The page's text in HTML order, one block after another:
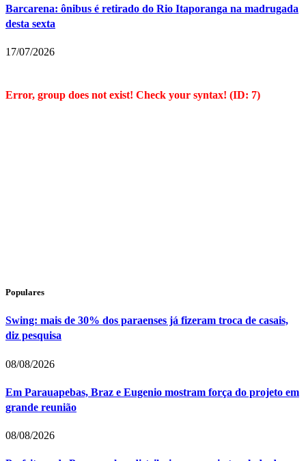
Barcarena: ônibus é retirado do Rio Itaporanga na madrugada
desta sexta
17/07/2026
Error, group does not exist! Check your syntax! (ID: 7)
Populares
Swing: mais de 30% dos paraenses já fizeram troca de casais,
diz pesquisa
08/08/2026
Em Parauapebas, Braz e Eugenio mostram força do projeto em
grande reunião
08/08/2026